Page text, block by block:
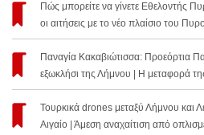
Πώς μπορείτε να γίνετε Εθελοντής
οι αιτήσεις με το νέο πλαίσιο του
Παναγία Κακαβιώτισσα: Προεόρτια
εξωκλήσι της Λήμνου | Η μεταφορά
Τουρκικά drones μεταξύ Λήμνου και
Αιγαίο | Άμεση αναχαίτιση από